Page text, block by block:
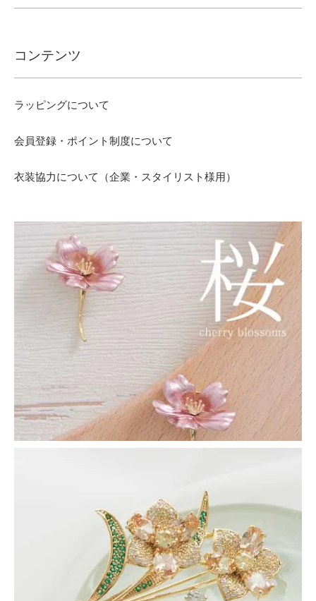
コンテンツ
ラッピングについて
会員登録・ポイント制度について
衣装協力について（企業・スタイリスト様用）